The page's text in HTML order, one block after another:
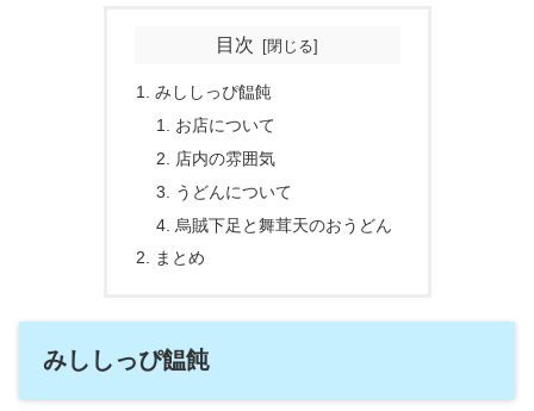
目次
みししっぴ饂飩
お店について
店内の雰囲気
うどんについて
烏賊下足と舞茸天のおうどん
まとめ
みししっぴ饂飩